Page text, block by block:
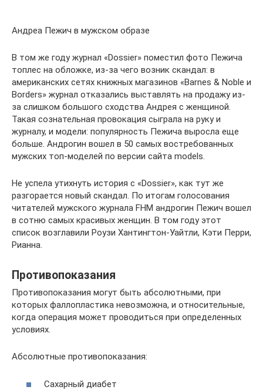
Андреа Пежич в мужском образе
В том же году журнал «Dossier» поместил фото Пежича
топлес на обложке, из-за чего возник скандал: в
американских сетях книжных магазинов «Barnes & Noble и
Borders» журнал отказались выставлять на продажу из-
за слишком большого сходства Андрея с женщиной.
Такая сознательная провокация сыграла на руку и
журналу, и модели: популярность Пежича выросла еще
больше. Андрогин вошел в 50 самых востребованных
мужских топ-моделей по версии сайта models.
Не успела утихнуть история с «Dossier», как тут же
разгорается новый скандал. По итогам голосования
читателей мужского журнала FHM андрогин Пежич вошел
в сотню самых красивых женщин. В том году этот
список возглавили Роузи Хантингтон-Уайтли, Кэти Перри,
Рианна.
Противопоказания
Противопоказания могут быть абсолютными, при
которых фаллопластика невозможна, и относительные,
когда операция может проводиться при определенных
условиях.
Абсолютные противопоказания:
Сахарный диабет